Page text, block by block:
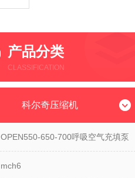
产品分类
CLASSIFICATION
科尔奇压缩机
OPEN550-650-700呼吸空气充填泵
mch6